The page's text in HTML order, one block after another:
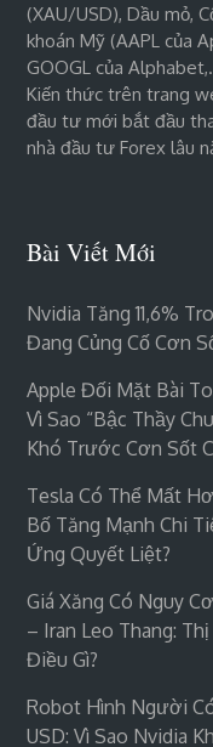
(XAU/USD), Dầu mỏ,
khoán Mỹ (AAPL của
GOOGL của
Kiến thức trên trang
đầu tư mới bắt đầu
nhà đầu tư Forex lâu
Bài Viết Mới
Nvidia Tăng 11,6%
Đang Củng Cố Cơn
Apple Đối Mặt Bài
Vì Sao “bậc Thầy
Khó Trước Cơn Sốt
Tesla Có Thể Mất
Bố Tăng Mạnh Chi
Ứng Quyết Liệt?
Giá Xăng Có Nguy
– Iran Leo Thang:
Điều Gì?
Robot Hình Người
USD: Vì Sao Nvidia